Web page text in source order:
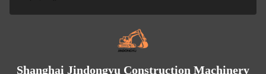
Shanghai Jindongyu Construction Machinery